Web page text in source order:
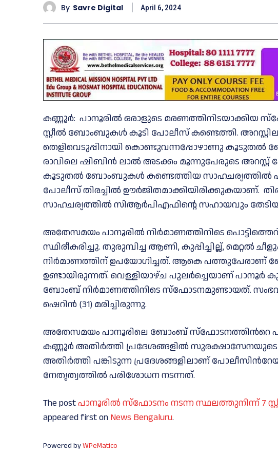
By Savre Digital April 6, 2024
കണ്ണൂര്‍: പാനൂരില്‍ ഒരാളുടെ മരണത്തിനിടയാക്കിയ
സ്റ്റീല്‍ ബോംബുകള്‍ കൂടി പോലീസ് കണ്ടെത്തി.
തെളിവെടുപ്പിനായി കൊണ്ടുവന്നപ്പോഴാണു
രാവിലെ ഷിബിന്‍ ലാല്‍ അടക്കം മൂന്നുപേരുടെ അറസ്റ്റ്
കൂടുതല്‍ ബോംബുകള്‍ കണ്ടെത്തിയ സാഹചര്യത്തില്‍
പോലീസ് തിരച്ചില്‍ ഊര്‍ജിതമാക്കിയിരിക്കുകയാണ്.
സാഹചര്യത്തിൽ സിആർപിഎഫിന്റെ സഹായവും
അതേസമയം പാനൂരിൽ നിർമാണത്തിനിടെ
സ്ഥിരീകരിച്ചു. തുരുമ്പിച്ച ആണി, കുപ്പിച്ചില്ല്,
നിർമാണത്തിന് ഉപയോഗിച്ചത്. ആകെ പത്തുപേരാണ്
ഉണ്ടായിരുന്നത്. വെള്ളിയാഴ്ച പുലർച്ചെയാണ് പാനൂര്‍
ബോംബ് നിര്‍മാണത്തിനിടെ സ്ഫോടനമുണ്ടായത്.
ഷെറിൻ (31) മരിച്ചിരുന്നു.
അതേസമയം പാനൂരിലെ ബോംബ് സ്ഫോടനത്തിന്‍റെ
കണ്ണൂര്‍ അതിര്‍ത്തി പ്രദേശങ്ങളില്‍ സുരക്ഷാസേനയുടെ
അതിർത്തി പങ്കിടുന്ന പ്രദേശങ്ങളിലാണ്
നേതൃത്വത്തില്‍ പരിശോധന നടന്നത്.
The postപാനൂരിൽ സ്ഫോടനം നടന്ന സ്ഥലത്തുനിന്ന് 7
appeared first on News Bengaluru.
Powered byWPeMatico